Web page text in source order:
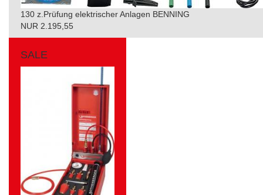
130 z.Prüfung elektrischer Anlagen BENNING
NUR 2.195,55
SALE